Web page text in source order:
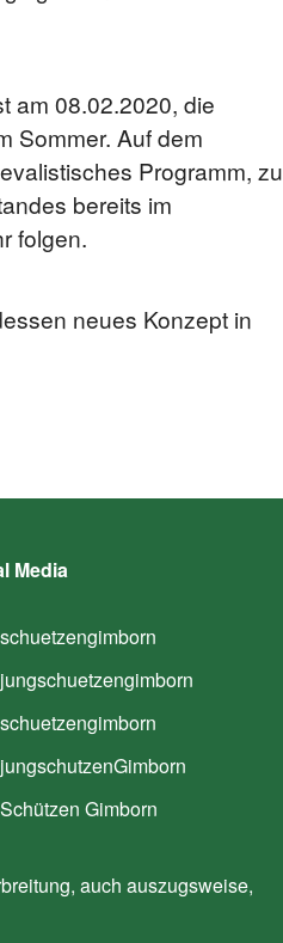
am 08.02.2020, die
Sommer. Auf dem
Programm, zu
bereits im
folgen.
neues Konzept in
Media
Gimborn
auch auszugsweise,